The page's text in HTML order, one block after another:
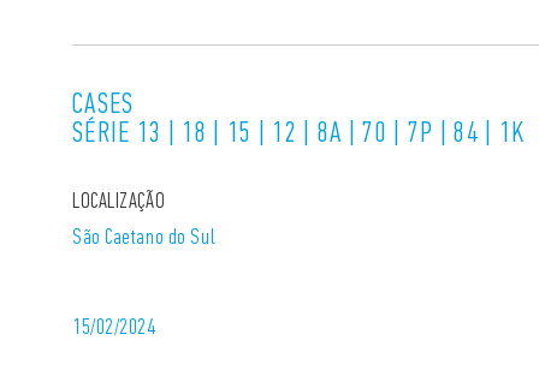
CASES
SÉRIE 13 | 18 | 15 | 12 | 8A | 70 | 7P | 84 | 1K
LOCALIZAÇÃO
São Caetano do Sul
15/02/2024